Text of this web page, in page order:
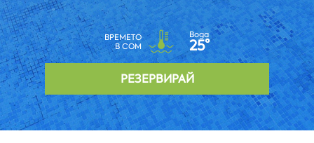
ВРЕМЕТО
В COM
Вода
25°
РЕЗЕРВИРАЙ